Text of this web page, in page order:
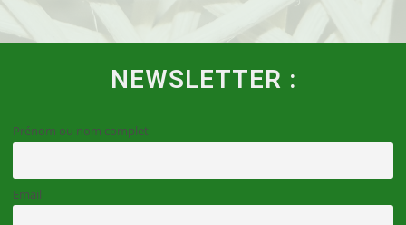
NEWSLETTER :
Prénom ou nom complet
Email